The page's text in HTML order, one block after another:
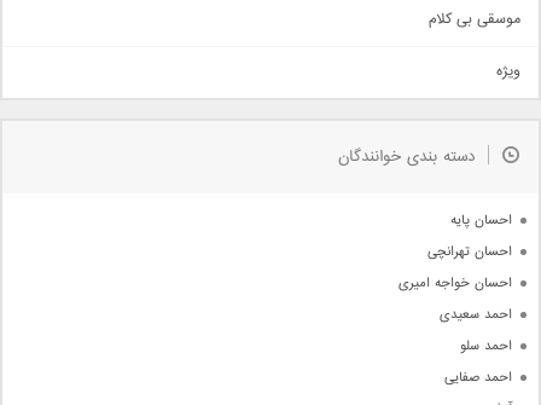
اهنگ بندرعباسی
دمو
مذهبی
جدیدترین ها
موسقی بی کلام
ویژه
دسته بندی خوانندگان
احسان پایه
احسان تهرانچی
احسان خواجه امیری
احمد سعیدی
احمد سلو
احمد صفایی